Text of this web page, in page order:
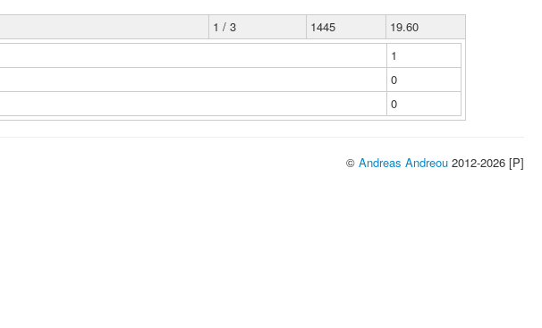
1 / 3 1445
19.60
1
0
0
© Andreas Andreou 2012-2026 [P]